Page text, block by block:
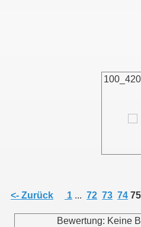
<- Zurück 1 ... 72 73 74 75
Bewertung: Keine